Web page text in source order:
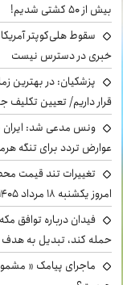
بیش از ۵۰ کشتی شدیم!
سقوط هلی‌کوپتر
خبری در دسترس نیست
پزشکیان‌: در بهترین
قرار داریم/ تعیین
ونس مدعی شد: ایران
عوارض تردد برای تنگه
تغییرات تند قیمت
امروز یکشنبه ۱۸ مرداد ۱۴۰۵ +جدول
فیدان درباره توافق
حمله کند، تبدیل به
ماجرای پیامک «